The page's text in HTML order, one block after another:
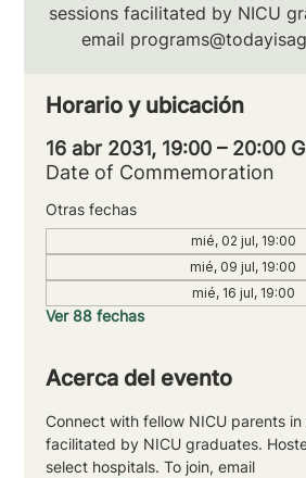
sessions facilitated by NICU
email
Horario y ubicación
16 abr 2031, 19:00 – 20:00
Date of Commemoration
Otras fechas
mié, 02 jul, 19:00
mié, 09 jul, 19:00
mié, 16 jul, 19:00
Ver 88 fechas
Acerca del evento
Connect with fellow NICU parents in
facilitated by NICU graduates.
select hospitals. To join, email